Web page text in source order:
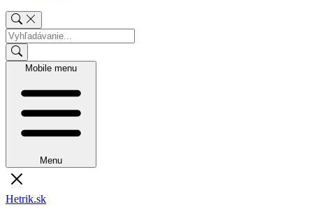
Mobile menu
Menu
Hetrik.sk